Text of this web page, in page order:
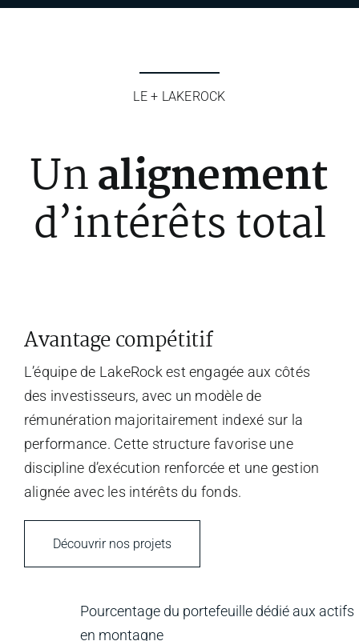
LE + LAKEROCK
Unalignement
d’intérêts total
Avantage compétitif
L’équipe de LakeRock est engagée aux côtés
des investisseurs, avec un modèle de
rémunération majoritairement indexé sur la
performance. Cette structure favorise une
discipline d’exécution renforcée et une gestion
alignée avec les intérêts du fonds.
Découvrir nos projets
Pourcentage du portefeuille dédié aux actifs
en montagne